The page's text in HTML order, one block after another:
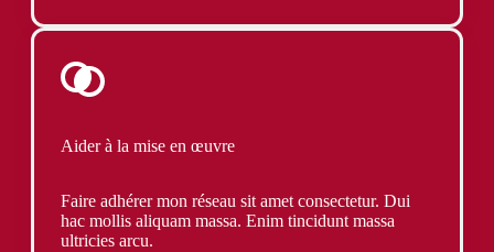
Aider à la mise en œuvre
Faire adhérer mon réseau sit amet consectetur. Dui
hac mollis aliquam massa. Enim tincidunt massa
ultricies arcu.